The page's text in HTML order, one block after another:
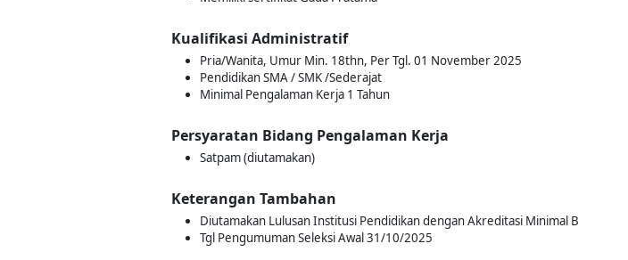
Kualifikasi Administratif
Pria/Wanita, Umur Min. 18thn, Per Tgl. 01 November 2025
Pendidikan SMA / SMK /Sederajat
Minimal Pengalaman Kerja 1 Tahun
Persyaratan Bidang Pengalaman Kerja
Satpam (diutamakan)
Keterangan Tambahan
Diutamakan Lulusan Institusi Pendidikan dengan Akreditasi Minimal B
Tgl Pengumuman Seleksi Awal 31/10/2025